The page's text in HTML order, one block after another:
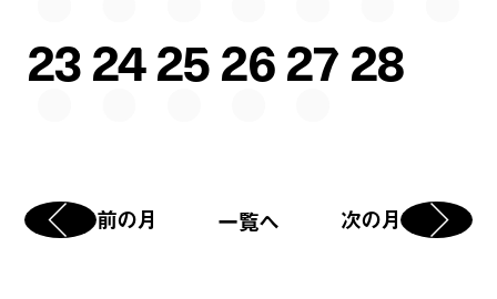
232425262728
前の月 一覧へ 次の月